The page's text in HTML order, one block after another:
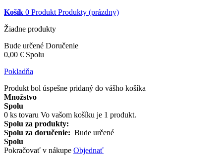
Košík 0 Produkt Produkty (prázdny)
Žiadne produkty
Bude určené Doručenie
0,00 € Spolu
Pokladňa
Produkt bol úspešne pridaný do vášho košíka
Množstvo
Spolu
0 ks tovaru Vo vašom košíku je 1 produkt.
Spolu za produkty:
Spolu za doručenie: Bude určené
Spolu
Pokračovať v nákupe Objednať